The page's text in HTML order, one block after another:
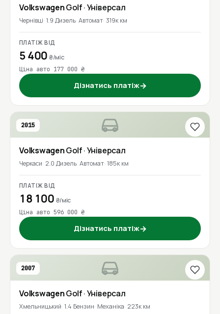
VolkswagenGolf· Універсал
Чернівці 1.9 Дизель Автомат 319к км
ПЛАТІЖ ВІД
5 400₴/міс
Ціна авто 177 000 ₴
Дізнатись платіж→
2015
VolkswagenGolf· Універсал
Черкаси 2.0 Дизель Автомат 185к км
ПЛАТІЖ ВІД
18 100 ₴/міс
Ціна авто 596 000 ₴
Дізнатись платіж→
2007
VolkswagenGolf· Універсал
Хмельницький 1.4 Бензин Механіка 223к км